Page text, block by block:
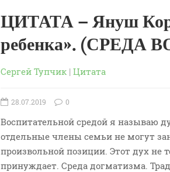
ЦИТАТА – Януш
ребенка». (СРЕДА
Сергей Тупчик | Цитата
28.07.2019 0
Воспитательной средой я называю
отдельные члены семьи не могут
произвольной позиции. Этот дух не
принуждает. Среда догматизма.